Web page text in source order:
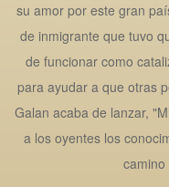
su amor por este gran
de inmigrante que tuvo
de funcionar como
para ayudar a que otras
Galan acaba de lanzar,
a los oyentes los